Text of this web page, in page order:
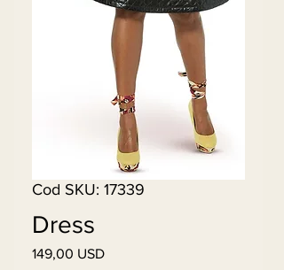
Cod SKU: 17339
Dress
149,00 USDPreț